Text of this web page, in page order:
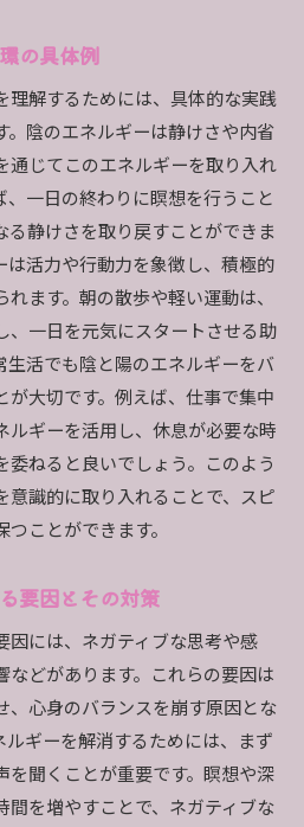
の具体例
理解するためには、具体的な実践
。陰のエネルギーは静けさや内省
通じてこのエネルギーを取り入れ
、一日の終わりに瞑想を行うこと
る静けさを取り戻すことができま
は活力や行動力を象徴し、積極的
ます。朝の散歩や軽い運動は、
、一日を元気にスタートさせる助
生活でも陰と陽のエネルギーをバ
が大切です。例えば、仕事で集中
ルギーを活用し、休息が必要な時
委ねると良いでしょう。このよう
意識的に取り入れることで、スピ
ことができます。
要因とその対策
因には、ネガティブな思考や感
などがあります。これらの要因は
、心身のバランスを崩す原因とな
ルギーを解消するためには、まず
を聞くことが重要です。瞑想や深
間を増やすことで、ネガティブな